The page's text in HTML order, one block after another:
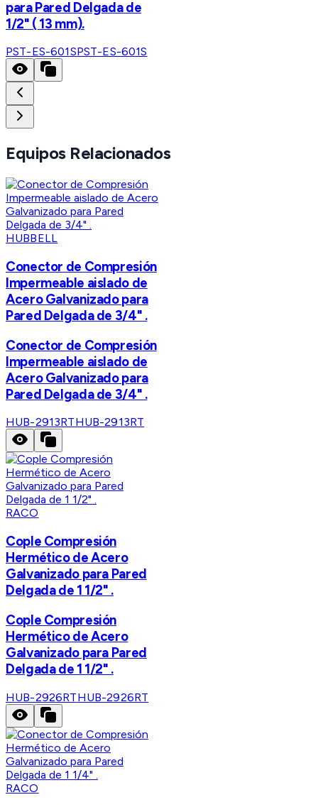
para Pared Delgada de
1/2" ( 13 mm).
PST-ES-601SPST-ES-601S
Equipos Relacionados
HUBBELL
Conector de Compresión
Impermeable aislado de
Acero Galvanizado para
Pared Delgada de 3/4" .
Conector de Compresión
Impermeable aislado de
Acero Galvanizado para
Pared Delgada de 3/4" .
HUB-2913RTHUB-2913RT
RACO
Cople Compresión
Hermético de Acero
Galvanizado para Pared
Delgada de 1 1/2" .
Cople Compresión
Hermético de Acero
Galvanizado para Pared
Delgada de 1 1/2" .
HUB-2926RTHUB-2926RT
RACO